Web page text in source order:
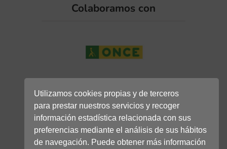
Utilizamos cookies propias y de terceros
para prestar nuestros servicios y recoger
información estadística relacionada con sus
preferencias mediante el análisis de sus hábitos
de navegación. Puede obtener más información
Colaboramos con